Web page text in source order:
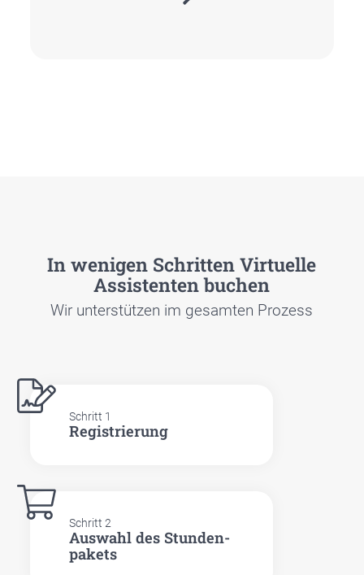
In weni­gen Schrit­ten Vir­tu­el­le
Assis­ten­ten buchen
Wir unter­stüt­zen im gesam­ten Pro­zess
Schritt 1
Regis­trie­rung
Schritt 2
Aus­wahl des Stun­den­
pa­kets